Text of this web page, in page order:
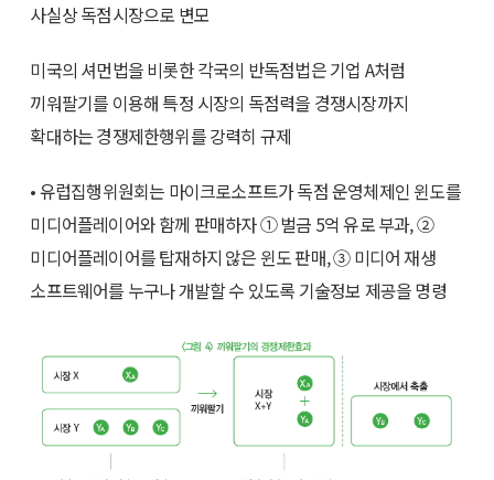
사실상 독점시장으로 변모
미국의 셔먼법을 비롯한 각국의 반독점법은 기업 A처럼
끼워팔기를 이용해 특정 시장의 독점력을 경쟁시장까지
확대하는 경쟁제한행위를 강력히 규제
• 유럽집행위원회는 마이크로소프트가 독점 운영체제인 윈도를
미디어플레이어와 함께 판매하자 ① 벌금 5억 유로 부과, ②
미디어플레이어를 탑재하지 않은 윈도 판매, ③ 미디어 재생
소프트웨어를 누구나 개발할 수 있도록 기술정보 제공을 명령